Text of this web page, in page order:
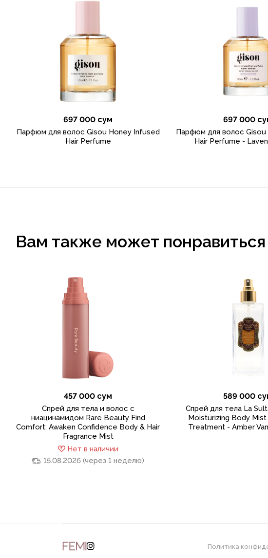
697 000 сум
Парфюм для волос Gisou Honey Infused
Hair Perfume
697 000
Парфюм для волос Gisou
Hair Perfume -
Вам также может понравиться
457 000 сум
Спрей для тела и волос с
ниацинамидом Rare Beauty Find
Comfort: Awaken Confidence Body & Hair
Fragrance Mist
Нет в наличии
15.08.2026 (через 1 неделю)
589 000
Спрей для тела La
Moisturizing Body
Treatment - Amber
Политика